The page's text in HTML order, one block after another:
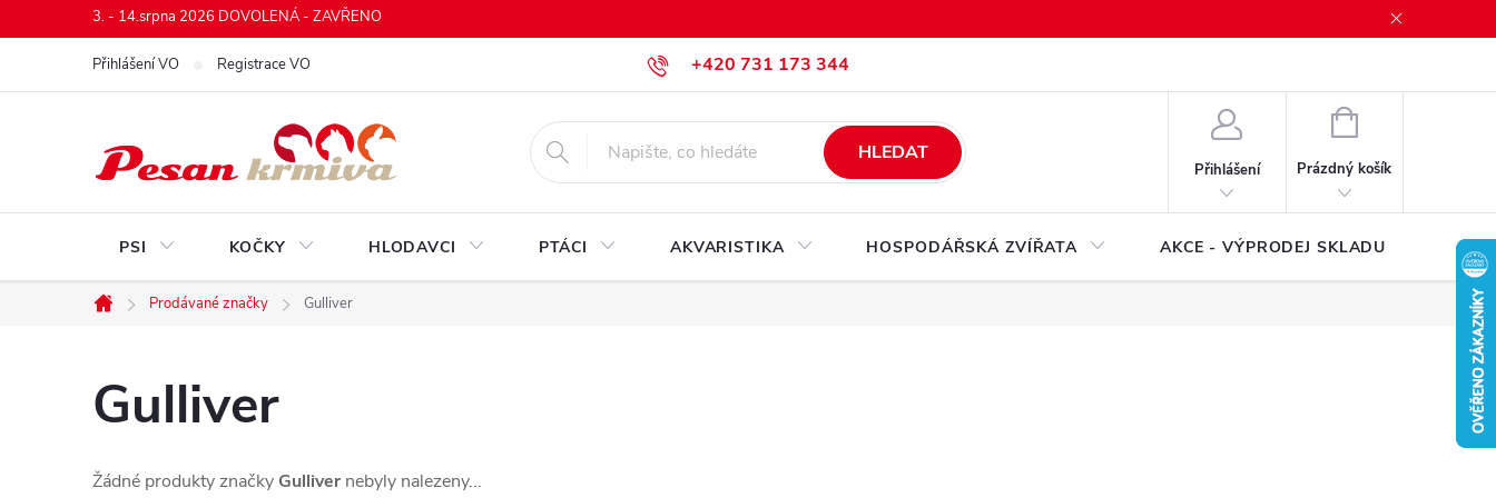
na
3. - 14.srpna 2026 DOVOLENÁ - ZAVŘENO
+420 731 173 344
krmiva@pesan-krmiva.cz
Přihlášení VO Registrace VO
HLEDAT
Přihlášení
NÁKUPNÍ
Prázdný košík
PSI KOČKY HLODAVCI PTÁCI AKVARISTIKA HOSPODÁŘSKÁ ZVÍŘATA AKCE - VÝPRODEJ SKLADU Značky
Domů
Prodávané značky Gulliver
Gulliver
Žádné produkty značky Gulliver nebyly nalezeny...